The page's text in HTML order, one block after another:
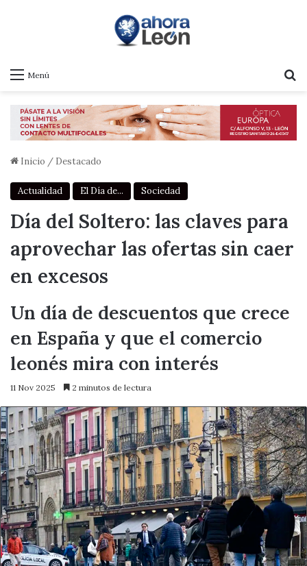
Menú
Inicio / Destacado
Actualidad El Día de... Sociedad
Día del Soltero: las claves para
aprovechar las ofertas sin caer
en excesos
Un día de descuentos que crece
en España y que el comercio
leonés mira con interés
11 Nov 2025 2 minutos de lectura